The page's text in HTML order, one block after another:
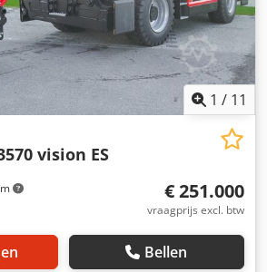
1 / 11
vision ES
€ 251.000
vraagprijs excl. btw
Bellen